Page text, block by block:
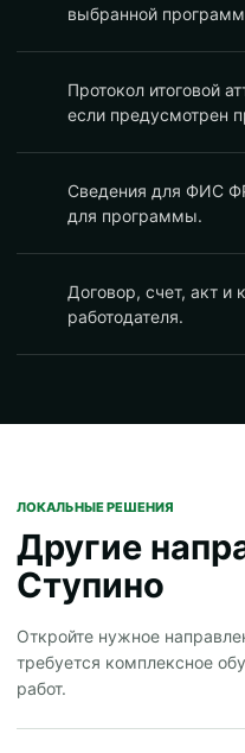
выбранной
Протокол итоговой
если предусмотрен
Сведения для ФИС
для программы.
Договор, счет, акт и
работодателя.
ЛОКАЛЬНЫЕ РЕШЕНИЯ
Другие
Ступино
Откройте нужное
требуется комплексное
работ.